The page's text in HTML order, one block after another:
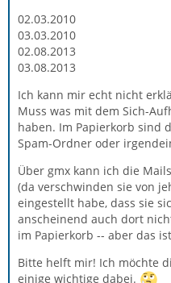
02.03.2010
03.03.2010
02.08.2013
03.08.2013
Ich kann mir echt nicht
Muss was mit dem Sich-
haben. Im Papierkorb sind
Spam-Ordner oder
Über gmx kann ich die
(da verschwinden sie von
eingestellt habe, dass sie
anscheinend auch dort
im Papierkorb -- aber das
Bitte helft mir! Ich möchte
einige wichtige dabei.